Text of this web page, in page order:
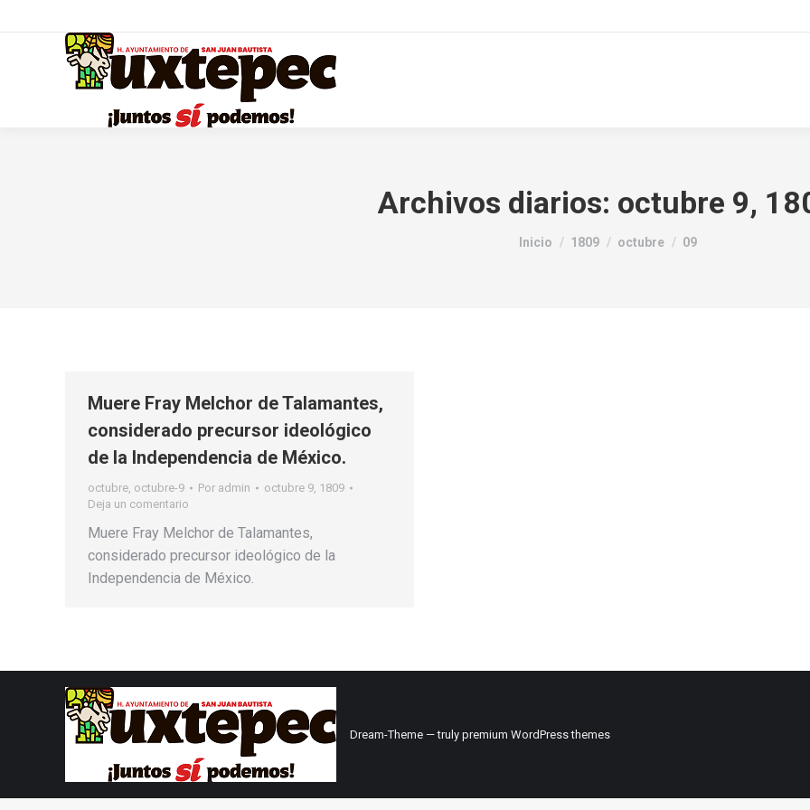
Archivos diarios: octubre 9,
Estás aquí:
Inicio 1809 octubre 09
Muere Fray Melchor de Talamantes,
considerado precursor ideológico
de la Independencia de México.
octubre, octubre-9 Por admin
octubre 9, 1809
Deja un comentario
Muere Fray Melchor de Talamantes,
considerado precursor ideológico de la
Independencia de México.
Dream-Theme — truly premium WordPress themes